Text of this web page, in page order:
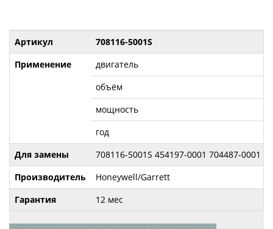
Артикул
708116-5001S
Применение
двигатель
объём
мощность
год
Для замены
708116-5001S 454197-0001 704487-0001
Производитель
Honeywell/Garrett
Гарантия
12 мес